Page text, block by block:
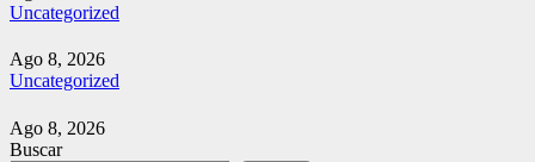
Uncategorized
Ago 8, 2026
Uncategorized
Ago 8, 2026
Buscar